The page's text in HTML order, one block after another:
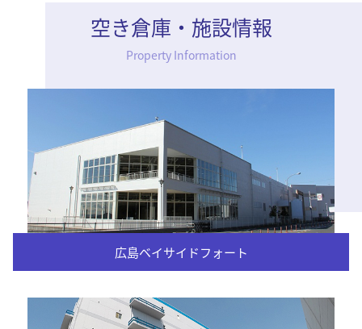
空き倉庫・施設情報
Property Information
広島ベイサイドフォート